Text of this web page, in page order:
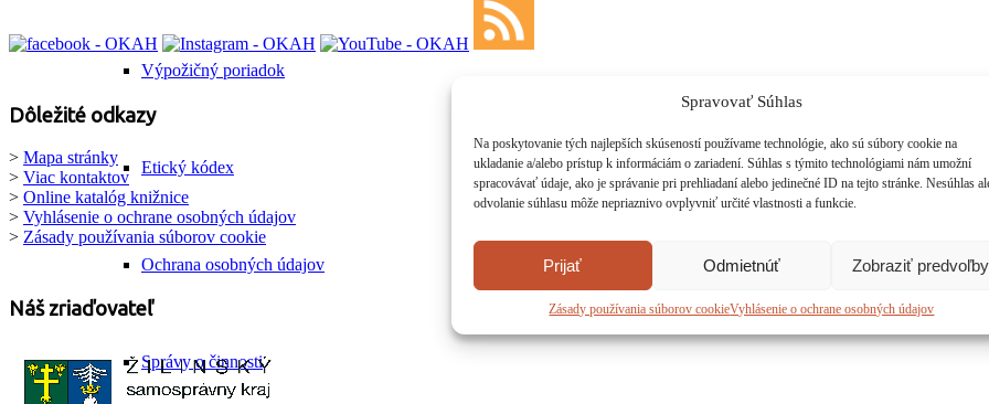
Spravovať Súhlas
Na poskytovanie tých najlepších skúseností používame technológie, ako sú súbory cookie na
ukladanie a/alebo prístup k informáciám o zariadení. Súhlas s týmito technológiami nám umožní
spracovávať údaje, ako je správanie pri prehliadaní alebo jedinečné ID na tejto stránke. Nesúhlas
odvolanie súhlasu môže nepriaznivo ovplyvniť určité vlastnosti a funkcie.
Prijať Odmietnúť Zobraziť predvoľby
Zásady používania súborov cookieVyhlásenie o ochrane osobných údajov
Výpožičný poriadok
Etický kódex
Ochrana osobných údajov
Správy o činnosti
Dôležité odkazy
> Mapa stránky
> Viac kontaktov
> Online katalóg knižnice
> Vyhlásenie o ochrane osobných údajov
> Zásady používania súborov cookie
Náš zriaďovateľ